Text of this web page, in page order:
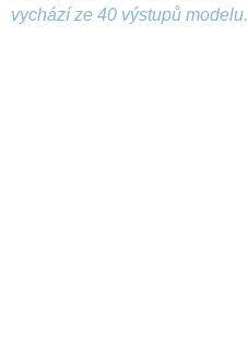
vychází ze 40 výstupů modelu.